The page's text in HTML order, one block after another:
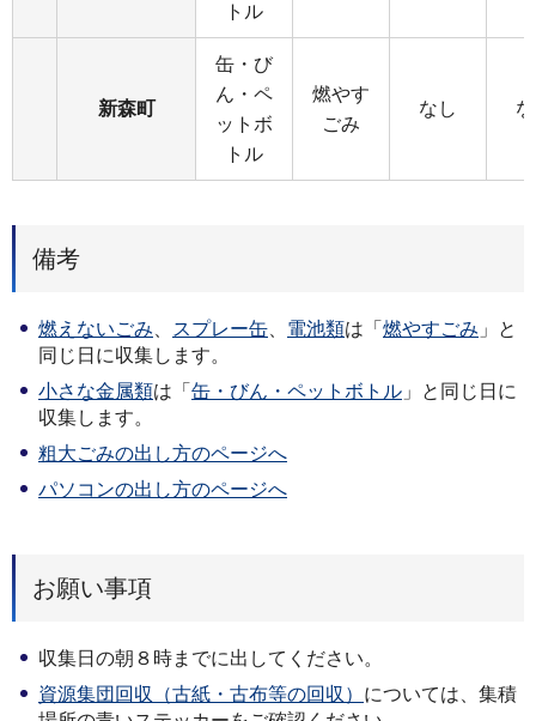
トル
新森町
缶・び
ん・ペ
ットボ
トル
燃やす
ごみ
なし
備考
燃えないごみ スプレー缶 電池類は「 燃やすごみ 」と
同じ日に収集します。
小さな金属類は「 缶・びん・ペットボトル 」と同じ日に
収集します。
粗大ごみの出し方のページへ
パソコンの出し方のページへ
お願い事項
収集日の朝８時までに出してください。
資源集団回収（古紙・古布等の回収） については、集積